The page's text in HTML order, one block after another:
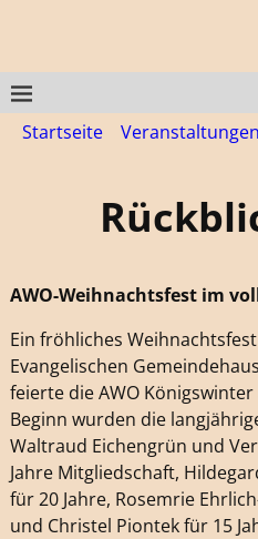
Startseite Veranstaltungen
AWO-Weihnachtsfest im
Ein fröhliches
Evangelischen
feierte die AWO
Beginn wurden die
Waltraud Eichengrün und
Jahre Mitgliedschaft,
für 20 Jahre, Rosemrie
und Christel Piontek für 15